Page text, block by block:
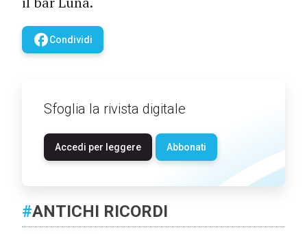
facebookCondividi
Sfoglia la rivista digitale
Accedi per leggere Abbonati
#ANTICHI RICORDI